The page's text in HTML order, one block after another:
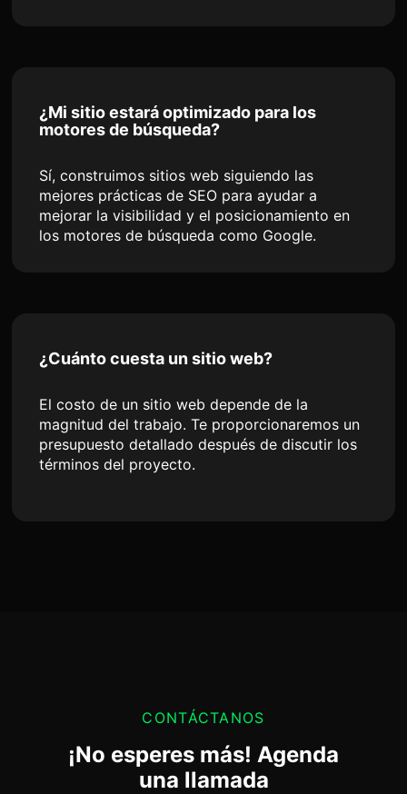
¿Mi sitio estará optimizado para los
motores de búsqueda?
Sí, construimos sitios web siguiendo las
mejores prácticas de SEO para ayudar a
mejorar la visibilidad y el posicionamiento en
los motores de búsqueda como Google.
¿Cuánto cuesta un sitio web?
El costo de un sitio web depende de la
magnitud del trabajo. Te proporcionaremos un
presupuesto detallado después de discutir los
términos del proyecto.
CONTÁCTANOS
¡No esperes más! Agenda
una llamada